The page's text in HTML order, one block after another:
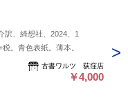
、綺想社、2024、1
。青色表紙。薄本。
古書ワルツ 荻窪店
￥4,000